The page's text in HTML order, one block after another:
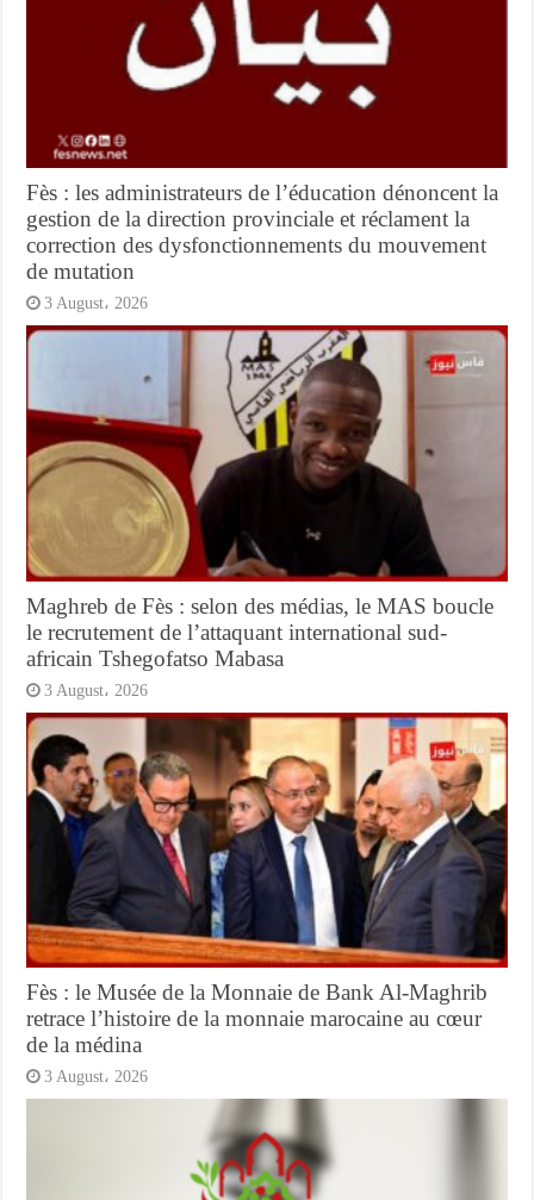
Fès : les administrateurs de l’éducation dénoncent la
gestion de la direction provinciale et réclament la
correction des dysfonctionnements du mouvement
de mutation
3 August، 2026
Maghreb de Fès : selon des médias, le MAS boucle
le recrutement de l’attaquant international sud-
africain Tshegofatso Mabasa
3 August، 2026
Fès : le Musée de la Monnaie de Bank Al-Maghrib
retrace l’histoire de la monnaie marocaine au cœur
de la médina
3 August، 2026